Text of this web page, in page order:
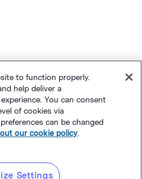
AGB
to function properly.
help deliver a
You can consent
of cookies via
can be changed
our cookie policy.
Settings